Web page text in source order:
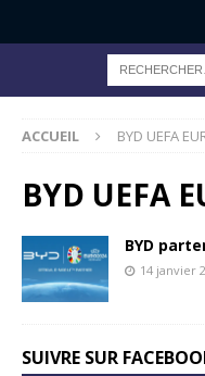
ACCUEIL BYD UEFA
BYD UEFA
BYD
14 janvier
SUIVRE SUR